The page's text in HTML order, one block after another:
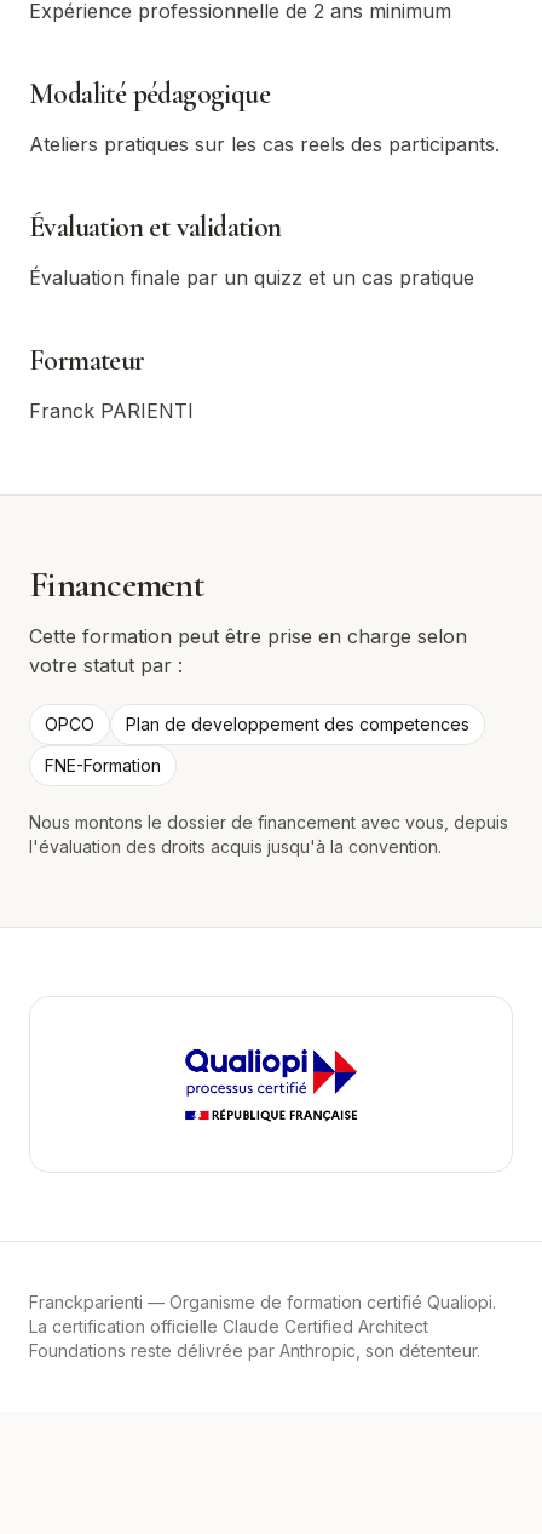
Expérience professionnelle de 2 ans minimum
Modalité pédagogique
Ateliers pratiques sur les cas reels des participants.
Évaluation et validation
Évaluation finale par un quizz et un cas pratique
Formateur
Franck PARIENTI
Financement
Cette formation peut être prise en charge selon
votre statut par :
OPCO
Plan de developpement des competences
FNE-Formation
Nous montons le dossier de financement avec vous, depuis
l'évaluation des droits acquis jusqu'à la convention.
Franckparienti — Organisme de formation certifié Qualiopi.
La certification officielle Claude Certified Architect
Foundations reste délivrée par Anthropic, son détenteur.